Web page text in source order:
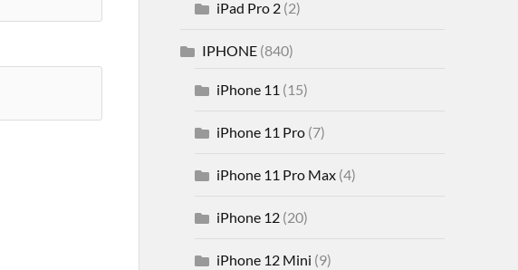
iPad Pro 2(2)
IPHONE(840)
iPhone 11 (15)
iPhone 11 Pro(7)
iPhone 11 Pro Max(4)
iPhone 12(20)
iPhone 12 Mini (9)